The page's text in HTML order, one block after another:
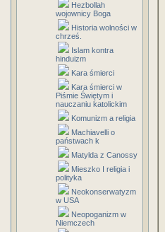
Hezbollah
wojownicy Boga
Historia wolności w
chrześ.
Islam kontra
hinduizm
Kara śmierci
Kara śmierci w
Piśmie Świętym i
nauczaniu katolickim
Komunizm a religia
Machiavelli o
państwach k
Matylda z Canossy
Mieszko I religia i
polityka
Neokonserwatyzm
w USA
Neopoganizm w
Niemczech